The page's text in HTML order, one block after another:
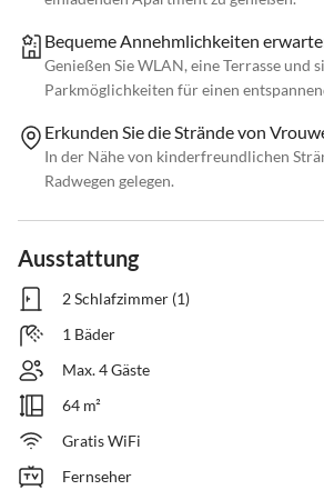
Bequeme Annehmlichkeiten
Genießen Sie WLAN, eine Terrasse und
Parkmöglichkeiten für einen
Erkunden Sie die Strände von
In der Nähe von kinderfreundlichen
Radwegen gelegen.
Ausstattung
2 Schlafzimmer (1)
1 Bäder
Max. 4 Gäste
64 m²
Gratis WiFi
Fernseher